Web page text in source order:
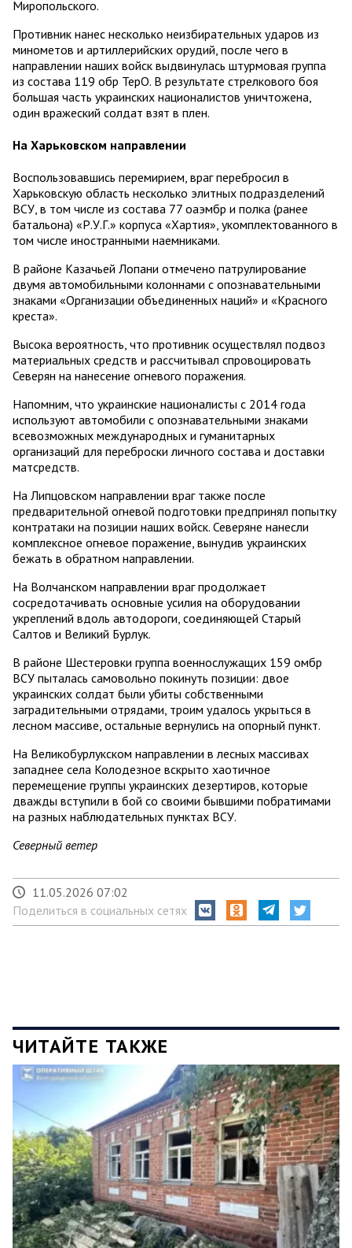
Миропольского.
Противник нанес несколько неизбирательных ударов из
минометов и артиллерийских орудий, после чего в
направлении наших войск выдвинулась штурмовая группа
из состава 119 обр ТерО. В результате стрелкового боя
большая часть украинских националистов уничтожена,
один вражеский солдат взят в плен.
На Харьковском направлении
Воспользовавшись перемирием, враг перебросил в
Харьковскую область несколько элитных подразделений
ВСУ, в том числе из состава 77 оаэмбр и полка (ранее
батальона) «Р.У.Г.» корпуса «Хартия», укомплектованного в
том числе иностранными наемниками.
В районе Казачьей Лопани отмечено патрулирование
двумя автомобильными колоннами с опознавательными
знаками «Организации объединенных наций» и «Красного
креста».
Высока вероятность, что противник осуществлял подвоз
материальных средств и рассчитывал спровоцировать
Северян на нанесение огневого поражения.
Напомним, что украинские националисты с 2014 года
используют автомобили с опознавательными знаками
всевозможных международных и гуманитарных
организаций для переброски личного состава и доставки
матсредств.
На Липцовском направлении враг также после
предварительной огневой подготовки предпринял попытку
контратаки на позиции наших войск. Северяне нанесли
комплексное огневое поражение, вынудив украинских
бежать в обратном направлении.
На Волчанском направлении враг продолжает
сосредотачивать основные усилия на оборудовании
укреплений вдоль автодороги, соединяющей Старый
Салтов и Великий Бурлук.
В районе Шестеровки группа военнослужащих 159 омбр
ВСУ пыталась самовольно покинуть позиции: двое
украинских солдат были убиты собственными
заградительными отрядами, троим удалось укрыться в
лесном массиве, остальные вернулись на опорный пункт.
На Великобурлукском направлении в лесных массивах
западнее села Колодезное вскрыто хаотичное
перемещение группы украинских дезертиров, которые
дважды вступили в бой со своими бывшими побратимами
на разных наблюдательных пунктах ВСУ.
Северный ветер
11.05.2026 07:02
Поделиться в социальных сетях
ЧИТАЙТЕ ТАКЖЕ